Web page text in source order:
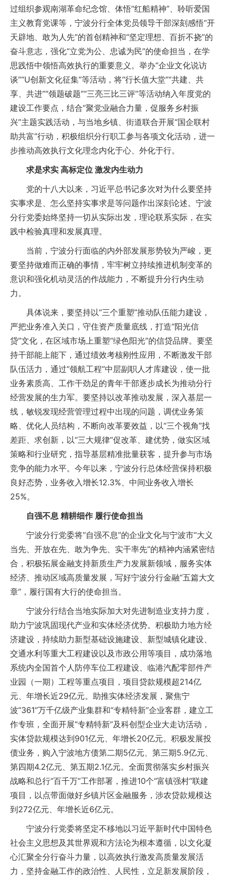
过组织参观南湖革命纪念馆、体悟“红船精神”、聆听爱国
主义教育党课等，宁波分行全体党员领导干部深刻感悟“开
天辟地、敢为人先”的首创精神和“坚定理想、百折不挠”的
奋斗意志，强化“立党为公、忠诚为民”的使命担当，在学
思践悟中领悟高效执行的重要意义。举办“企业文化说访
谈”“U创新文化征集”等活动，将“行长值大堂”“共建、共
享、共进”“领题破题”“三亮三比三评”等活动纳入年度党的
建设工作要点，结合“聚党业融合力量，促服务乡村振
兴”主题实践活动，与当地乡镇、街道联合开展“国企联村
助共富”行动，积极组织分行职工参与各项文化活动，进一
步推动高效执行文化理念内化于心、外化于行。
求是求实 高标定位 激发内生动力
党的十八大以来，习近平总书记多次对为什么要坚持
实事求是、怎么坚持实事求是等问题作出深刻论述。宁波
分行党委始终坚持一切从实际出发，理论联系实际，在实
践中检验真理和发展真理。
当前，宁波分行面临的内外部发展形势较为严峻，更
要坚持做难而正确的事情，牢牢树立持续推进机制变革的
意识和强化机动灵活的作战能力，不断提升分行内生动
力。
具体说来，要坚持以“三个重塑”推动队伍能力建设，
严把业务准入关口，守住资产质量底线，打造“阳光信
贷”文化，在区域市场上重塑“绿色阳光”的信贷品牌。要坚
持干部能上能下，通过绩效考核刚性应用，不断激发干部
队伍活力，通过“领航工程”中层副职人才库建设，使一批
业务素质高、工作干劲足的青年干部逐步成长为推动分行
经营发展的生力军。要坚持以改革推动发展，深入基层一
线，敏锐发现经营管理过程中出现的问题，调优业务策
略、优化人员结构，不断向改革要效益，以“三个视角”找
差距、求创新，以“三大规律”促改革、建优势，做实区域
策略和行业研究，指导基层精准批量获客，提升参与市场
竞争的能力水平。今年以来，宁波分行总体经营保持积极
良好态势，业务收入增长12.3%、中间业务收入增长
25%。
自强不息 精耕细作 履行使命担当
宁波分行党委将“自强不息”的企业文化与宁波市“大义
当先、开放在先、敢为争先、实干率先”的精神内涵紧密结
合，积极拓展金融支持新质生产力发展新领域，服务实体
经济、推动区域高质量发展，写好宁波分行金融“五篇大文
章”，履行国有大行的使命担当。
宁波分行结合当地实际加大对先进制造业支持力度，
助力宁波巩固现代产业和实体经济优势。积极助力地方经
济建设，持续助力新型基础设施建设、新型城镇化建设、
交通水利等重大工程建设以及市政公用等项目，成功落地
系统内全国首个人防停车位工程建设、临港汽配零部件产
业园（一期）工程等重点项目，项目贷款规模超214亿
元、年增长近29亿元。助推实体经济发展，聚焦宁
波“361”万千亿级产业集群和“专精特新”企业客群，建立工
作专班，全面开展“专精特新”及科创型企业大走访活动，
实体贷款规模达到901亿元、年增长20亿元。积极发展投
债业务，购入宁波地方债第二期5亿元、第三期5.9亿元、
第四期4.2亿元、第五期2.1亿元。全面贯彻落实乡村振兴
战略和总行“百千万”工作部署，推进10个“富镇强村”联建
项目，以点带面做好乡镇片区金融服务，涉农贷款规模达
到272亿元、年增长近6亿元。
宁波分行党委将坚定不移地以习近平新时代中国特色
社会主义思想及其世界观和方法论为根本遵循，以文化凝
心汇聚全分行奋斗力量，以高效执行激发高质量发展活
力，坚持金融工作的政治性、人民性，立足新发展阶段，